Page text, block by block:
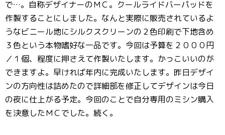
で…。自称デザイナーのＭＣ。クールライドバーパッドを
作製することにしました。なんと実際に販売されているよ
うなビニール地にシルクスクリーンの２色印刷で下地含め
３色という本物嗜好な一品です。今回は予算を２０００円
／１個、程度に押さえて作製いたします。かっこいいのが
できますよ。早ければ年内に完成いたします。昨日デザイ
ンの方向性は詰めたので詳細部を修正してデザインは今日
の夜に仕上がる予定。今回のことで自分専用のミシン購入
を決意したＭＣでした。続く。